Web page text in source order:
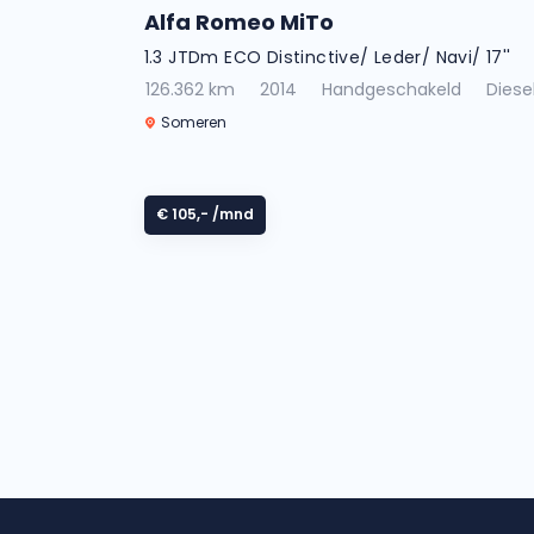
Alfa Romeo MiTo
1.3 JTDm ECO Distinctive/ Leder/ Navi/ 17''
126.362 km
2014 Handgeschakeld Diesel
Someren
€ 105,- /mnd